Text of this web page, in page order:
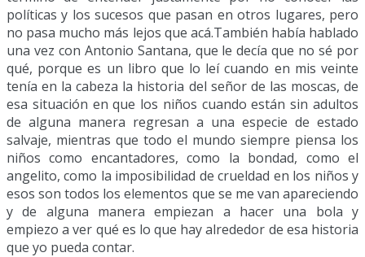
políticas y los sucesos que pasan en otros lugares, pero
no pasa mucho más lejos que acá.También había hablado
una vez con Antonio Santana, que le decía que no sé por
qué, porque es un libro que lo leí cuando en mis veinte
tenía en la cabeza la historia del señor de las moscas, de
esa situación en que los niños cuando están sin adultos
de alguna manera regresan a una especie de estado
salvaje, mientras que todo el mundo siempre piensa los
niños como encantadores, como la bondad, como el
angelito, como la imposibilidad de crueldad en los niños y
esos son todos los elementos que se me van apareciendo
y de alguna manera empiezan a hacer una bola y
empiezo a ver qué es lo que hay alrededor de esa historia
que yo pueda contar.